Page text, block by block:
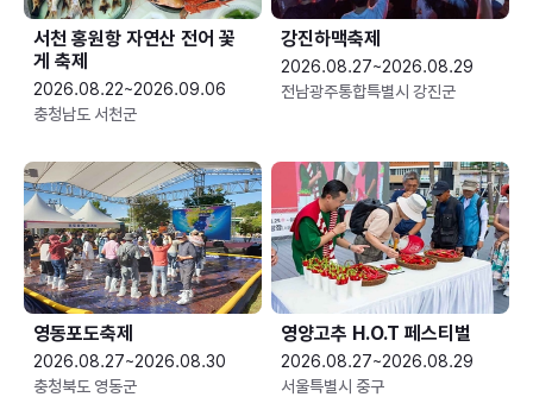
서천 홍원항 자연산 전어 꽃
게 축제
2026.08.22~2026.09.06
충청남도 서천군
강진하맥축제
2026.08.27~2026.08.29
전남광주통합특별시 강진군
영동포도축제
2026.08.27~2026.08.30
충청북도 영동군
영양고추 H.O.T 페스티벌
2026.08.27~2026.08.29
서울특별시 중구